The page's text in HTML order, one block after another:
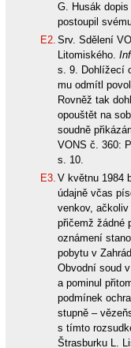
G. Husák
postoupil
E2. Srv. Sdělení
Litomiského.
s. 9. Dohlížecí
mu odmítl
Rovněž tak
opouštět na
soudně
VONS č. 360:
s. 10.
E3. V květnu 1984
údajně včas
venkov,
přičemž žádné
oznámení
pobytu v
Obvodní soud
a pominul
podmínek
stupně –
s tímto
Štrasburku L.